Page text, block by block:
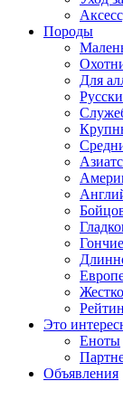
Породы
Для
Это
Еноты
Объявления